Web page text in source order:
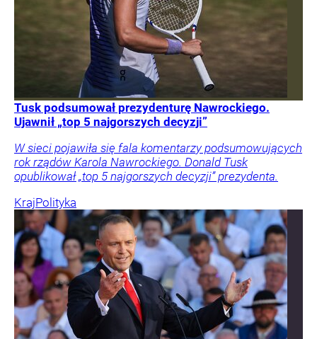
Tusk podsumował prezydenturę Nawrockiego.
Ujawnił „top 5 najgorszych decyzji”
W sieci pojawiła się fala komentarzy podsumowujących
rok rządów Karola Nawrockiego. Donald Tusk
opublikował „top 5 najgorszych decyzji” prezydenta.
KrajPolityka